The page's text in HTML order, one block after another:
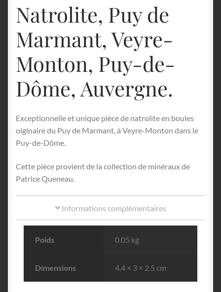
Natrolite, Puy de
Marmant, Veyre-
Monton, Puy-de-
Dôme, Auvergne.
Exceptionnelle et unique pièce de natrolite en boules
oiginaire du Puy de Marmant, à Veyre-Monton dans le
Puy-de-Dôme.
Cette pièce provient de la collection de minéraux de
Patrice Queneau.
Informations complémentaires
Poids 0.05 kg
Dimensions 4.4 × 3 × 2.5 cm